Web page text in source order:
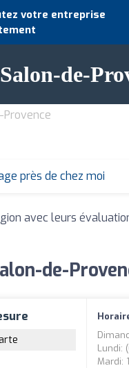
votre entreprise
de-
près de chez moi
avec leurs
de-
Lundi:
Mardi: